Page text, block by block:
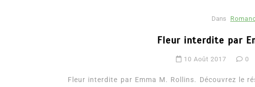
Dans
Fleur interdite par
10 Août 2017 0
Fleur interdite par Emma M. Rollins. Découvrez le
2026